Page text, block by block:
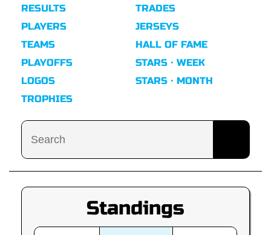
RESULTS
TRADES
PLAYERS
TEAMS
PLAYOFFS
LOGOS
TROPHIES
JERSEYS
HALL OF FAME
STARS · WEEK
STARS · MONTH
Standings